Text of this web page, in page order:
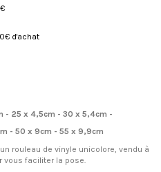
d'achat
- 25 x 4,5cm - 30 x 5,4cm -
- 50 x 9cm - 55 x 9,9cm
rouleau de vinyle unicolore, vendu à
vous faciliter la pose.